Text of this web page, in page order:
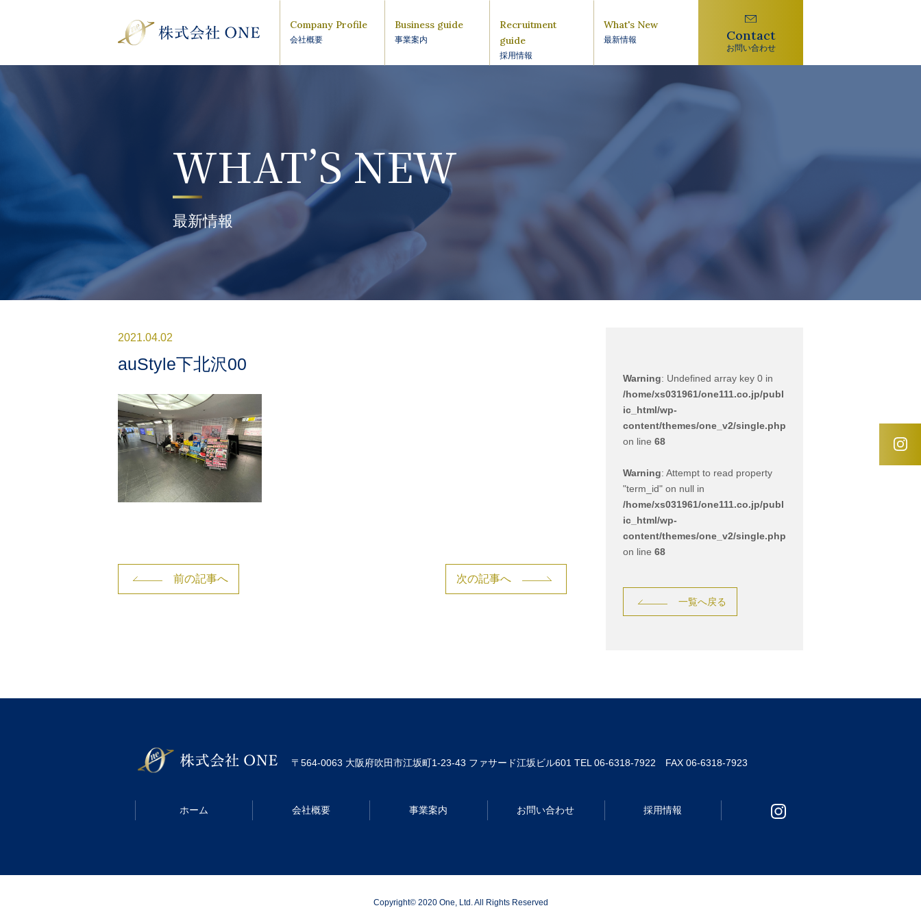
Company Profile
会社概要
Business guide
事業案内
Recruitment
guide
採用情報
What's New
最新情報 Contact
お問い合わせ
WHAT’S NEW
最新情報
2021.04.02
auStyle下北沢00
前の記事へ 次の記事へ
Warning: Undefined array key 0 in
/home/xs031961/one111.co.jp/publ
ic_html/wp-
content/themes/one_v2/single.php
on line 68
Warning: Attempt to read property
"term_id" on null in
/home/xs031961/one111.co.jp/publ
ic_html/wp-
content/themes/one_v2/single.php
on line 68
一覧へ戻る
〒564-0063 大阪府吹田市江坂町1-23-43 ファサード江坂ビル601 TEL 06-6318-7922 FAX 06-6318-7923
ホーム 会社概要 事業案内 お問い合わせ 採用情報
Copyright© 2020 One, Ltd. All Rights Reserved